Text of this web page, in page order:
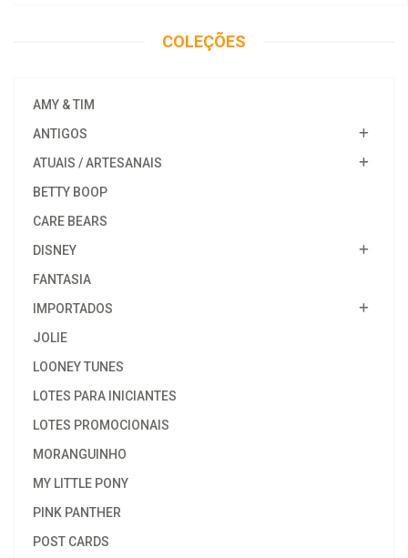
COLEÇÕES
AMY & TIM
ANTIGOS
ATUAIS / ARTESANAIS
BETTY BOOP
CARE BEARS
DISNEY
FANTASIA
IMPORTADOS
JOLIE
LOONEY TUNES
LOTES PARA INICIANTES
LOTES PROMOCIONAIS
MORANGUINHO
MY LITTLE PONY
PINK PANTHER
POST CARDS